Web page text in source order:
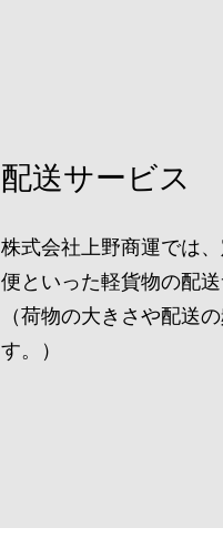
配送サービス
株式会社上野商運では
便といった軽貨物の配
（荷物の大きさや配送
す。）